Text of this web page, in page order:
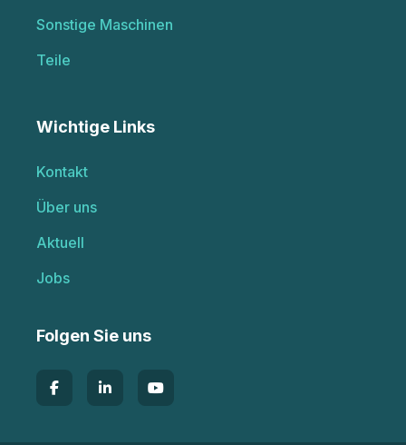
Sonstige Maschinen
Teile
Wichtige Links
Kontakt
Über uns
Aktuell
Jobs
Folgen Sie uns